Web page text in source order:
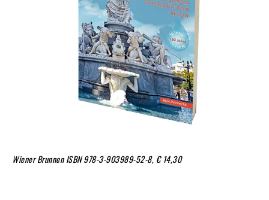
Wiener Brunnen ISBN 978-3-903989-52-8, € 14,30